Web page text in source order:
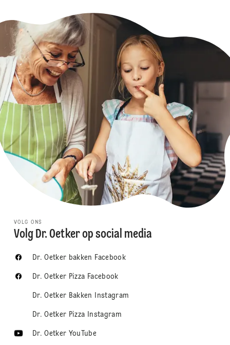
VOLG ONS
Volg Dr. Oetker op social media
Dr. Oetker bakken Facebook
Dr. Oetker Pizza Facebook
Dr. Oetker Bakken Instagram
Dr. Oetker Pizza Instagram
Dr. Oetker YouTube